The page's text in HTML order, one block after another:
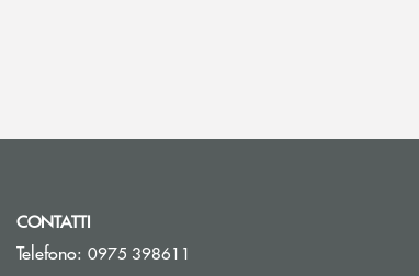
una nuova finestra
CONTATTI
Telefono: 0975 398611